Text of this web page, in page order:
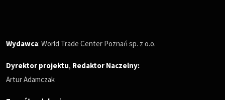
Wydawca: World Trade Center Poznań sp. z o.o.
Dyrektor projektu, Redaktor Naczelny:
Artur Adamczak